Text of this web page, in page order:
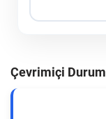
Çevrimiçi Durum